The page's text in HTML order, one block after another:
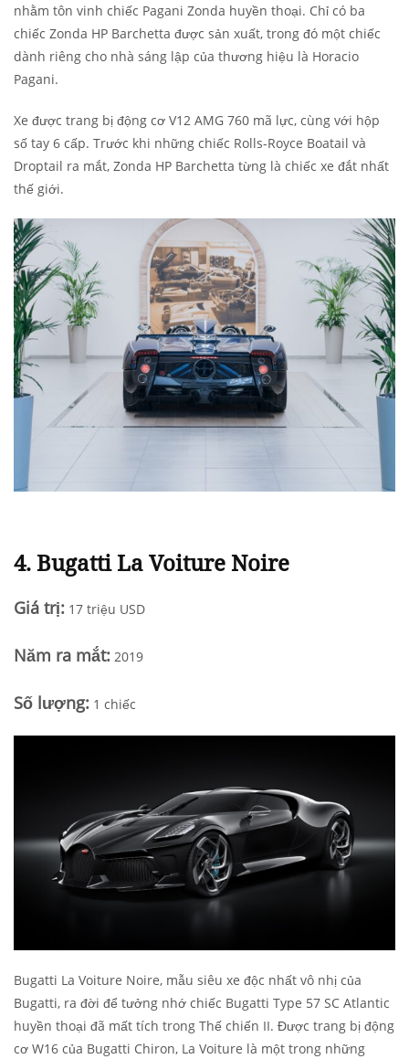
nhằm tôn vinh chiếc Pagani Zonda huyền thoại. Chỉ có ba
chiếc Zonda HP Barchetta được sản xuất, trong đó một chiếc
dành riêng cho nhà sáng lập của thương hiệu là Horacio
Pagani.
Xe được trang bị động cơ V12 AMG 760 mã lực, cùng với hộp
số tay 6 cấp. Trước khi những chiếc Rolls-Royce Boatail và
Droptail ra mắt, Zonda HP Barchetta từng là chiếc xe đắt nhất
thế giới.
4. Bugatti La Voiture Noire
Giá trị: 17 triệu USD
Năm ra mắt: 2019
Số lượng: 1 chiếc
Bugatti La Voiture Noire, mẫu siêu xe độc nhất vô nhị của
Bugatti, ra đời để tưởng nhớ chiếc Bugatti Type 57 SC Atlantic
huyền thoại đã mất tích trong Thế chiến II. Được trang bị động
cơ W16 của Bugatti Chiron, La Voiture là một trong những